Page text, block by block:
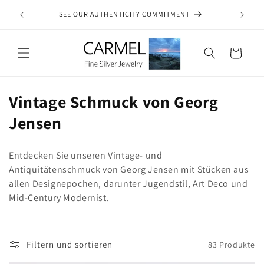
zum
SEE OUR AUTHENTICITY COMMITMENT
Warenkorb
K
a
e
g
o
i
Vintage Schmuck von Georg
Jensen
Entdecken Sie unseren Vintage- und
Antiquitätenschmuck von Georg Jensen mit Stücken aus
allen Designepochen, darunter Jugendstil, Art Deco und
Mid-Century Modernist.
Filtern und sortieren 83 Produkte